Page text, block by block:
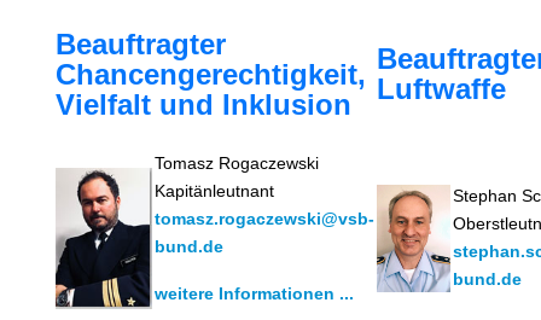
Beauftragter
Chancengerechtigkeit,
Vielfalt und Inklusion
Luftwaffe
Tomasz Rogaczewski
Kapitänleutnant
tomasz.rogaczewski@vsb-
bund.de
weitere Informationen ...
Stephan
bund.de